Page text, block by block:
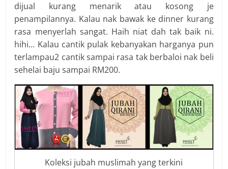
dijual kurang menarik atau kosong je
penampilannya. Kalau nak bawak ke dinner kurang
rasa menyerlah sangat. Haih niat dah tak baik ni.
hihi… Kalau cantik pulak kebanyakan harganya pun
terlampau2 cantik sampai rasa tak berbaloi nak beli
sehelai baju sampai RM200.
Koleksi jubah muslimah yang terkini